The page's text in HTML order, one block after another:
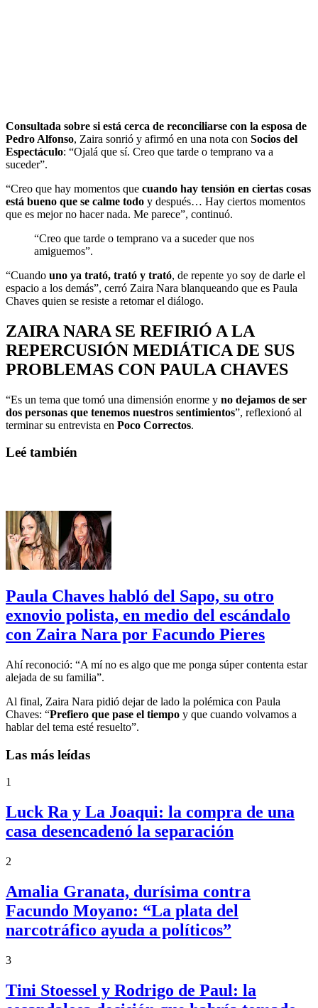
Consultada sobre si está cerca de reconciliarse con la esposa de
Pedro Alfonso, Zaira sonrió y afirmó en una nota con Socios del
Espectáculo: “Ojalá que sí. Creo que tarde o temprano va a
suceder”.
“Creo que hay momentos que cuando hay tensión en ciertas cosas
está bueno que se calme todo y después… Hay ciertos momentos
que es mejor no hacer nada. Me parece”, continuó.
“Creo que tarde o temprano va a suceder que nos
amiguemos”.
“Cuando uno ya trató, trató y trató, de repente yo soy de darle el
espacio a los demás”, cerró Zaira Nara blanqueando que es Paula
Chaves quien se resiste a retomar el diálogo.
ZAIRA NARA SE REFIRIÓ A LA
REPERCUSIÓN MEDIÁTICA DE SUS
PROBLEMAS CON PAULA CHAVES
“Es un tema que tomó una dimensión enorme y no dejamos de ser
dos personas que tenemos nuestros sentimientos”, reflexionó al
terminar su entrevista en Poco Correctos.
Leé también
Paula Chaves habló del Sapo, su otro
exnovio polista, en medio del escándalo
con Zaira Nara por Facundo Pieres
Ahí reconoció: “A mí no es algo que me ponga súper contenta estar
alejada de su familia”.
Al final, Zaira Nara pidió dejar de lado la polémica con Paula
Chaves: “Prefiero que pase el tiempo y que cuando volvamos a
hablar del tema esté resuelto”.
Las más leídas
1
Luck Ra y La Joaqui: la compra de una
casa desencadenó la separación
2
Amalia Granata, durísima contra
Facundo Moyano: “La plata del
narcotráfico ayuda a políticos”
3
Tini Stoessel y Rodrigo de Paul: la